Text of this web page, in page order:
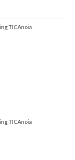
TICAnoia
TICAnoia